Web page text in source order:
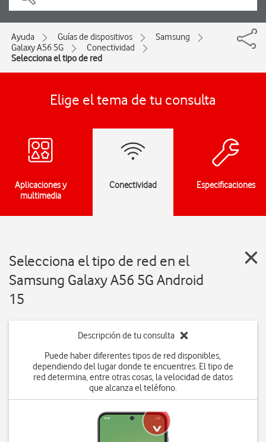
Ayuda Guías de dispositivos
Samsung
Galaxy A56 5G
Conectividad
Selecciona el tipo de red
Elige el tema de tu consulta
Aplicaciones y
multimedia
Conectividad Especificaciones
Selecciona el tipo de red en el
Samsung Galaxy A56 5G Android
15
Descripción de tu consulta
Puede haber diferentes tipos de red disponibles,
dependiendo del lugar donde te encuentres. El tipo de
red determina, entre otras cosas, la velocidad de datos
que alcanza el teléfono.